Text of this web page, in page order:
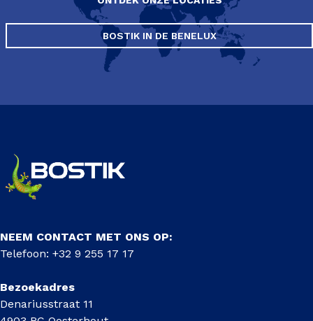
BOSTIK IN DE BENELUX
NEEM CONTACT MET ONS OP:
Telefoon: +32 9 255 17 17
Bezoekadres
Denariusstraat 11